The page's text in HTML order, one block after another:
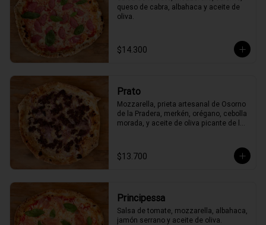
queso de cabra, albahaca y aceite de
oliva.
$14.300
Prato
Mozzarella, prieta artesanal de Osorno
de la Pradera, merkén, orégano, cebolla
morada, y aceite de oliva picante de la
$13.700
Principessa
Salsa de tomate, mozzarella, albahaca,
jamón serrano y aceite de oliva.